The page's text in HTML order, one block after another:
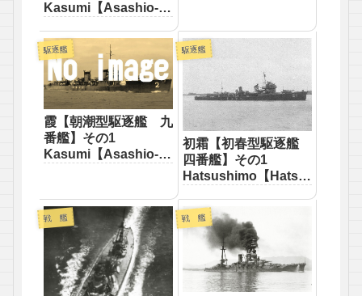
Kasumi【Asashio-
駆逐艦
霞【朝潮型駆逐艦 九
番艦】その1
Kasumi【Asashio-
駆逐艦
初霜【初春型駆逐艦
四番艦】その1
Hatsushimo【Hatsu
destroyer】
戦 艦 戦 艦